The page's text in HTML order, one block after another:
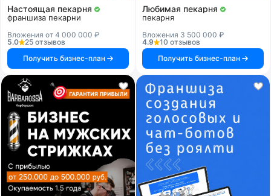
Настоящая пекарня
франшиза пекарни
Вложения от 4 000 000 ₽
5.0
25 отзывов
Получить бизнес-план
Любимая пекарня
пекарня
Вложения 3 500 000 ₽
4.9
10 отзывов
Получить бизнес-план